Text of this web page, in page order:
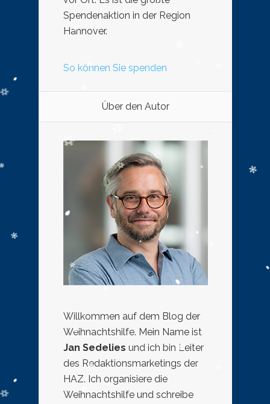
Spendenaktion in der Region
Hannover.
So können Sie spenden
Über den Autor
Willkommen auf dem Blog der
Weihnachtshilfe. Mein Name ist
Jan Sedelies und ich bin Leiter
des Redaktionsmarketings der
HAZ. Ich organisiere die
Weihnachtshilfe und schreibe